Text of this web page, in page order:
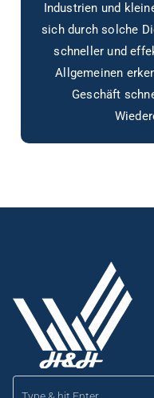
Industrien und
sich durch solche
schneller und
Allgemeinen
Geschäft